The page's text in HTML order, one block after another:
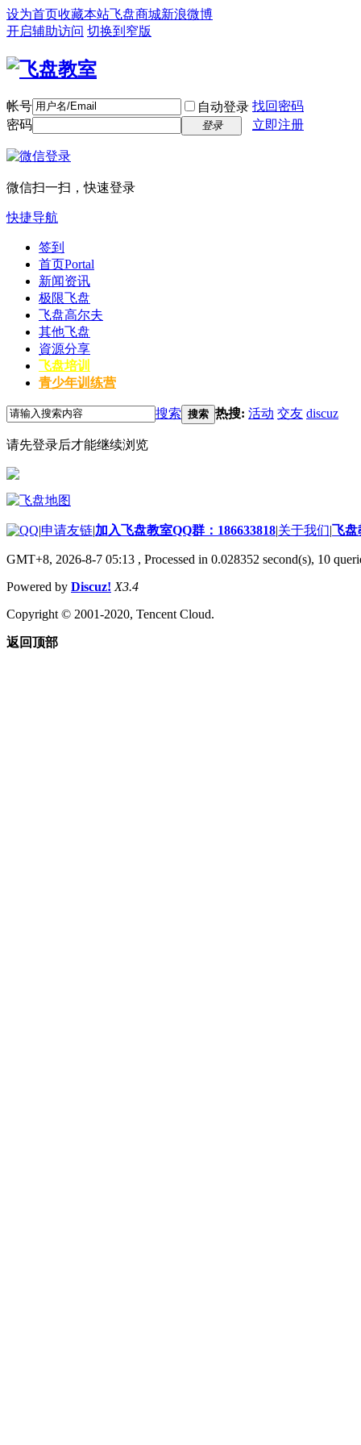
设为首页收藏本站飞盘商城新浪微博
开启辅助访问 切换到窄版
帐号 自动登录 找回密码
密码
登录 立即注册
微信扫一扫，快速登录
快捷导航
签到
首页Portal
新闻资讯
极限飞盘
飞盘高尔夫
其他飞盘
資源分享
飞盘培训
青少年训练营
搜索 搜索 热搜: 活动 交友 discuz
请先登录后才能继续浏览
|申请友链|加入飞盘教室QQ群：186633818|关于我们|飞盘
GMT+8, 2026-8-7 05:13 , Processed in 0.028352 second(s), 10
Powered by Discuz! X3.4
Copyright © 2001-2020, Tencent Cloud.
返回顶部